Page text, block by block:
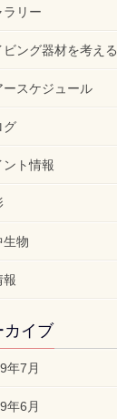
ラリー
ビング器材を考える
ースケジュール
グ
ント情報
生物
報
カイブ
年7月
年6月